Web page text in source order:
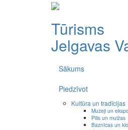
Tūrisms
Jelgavas
Sākums
Piedzīvot
Kultūra un tradīcijas
Muzeji un
Pilis un muižas
Baznīcas un